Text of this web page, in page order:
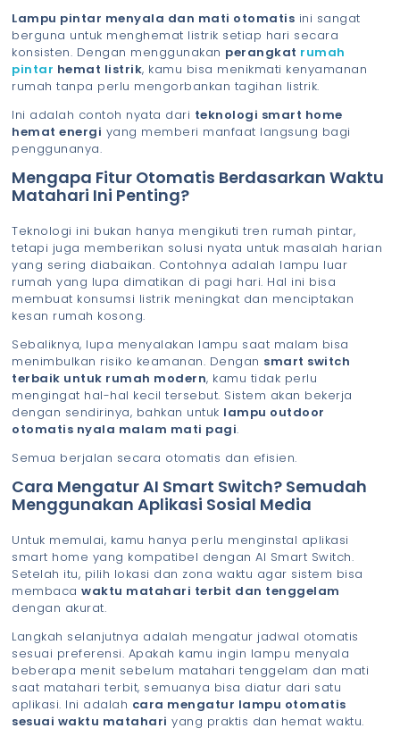
Lampu pintar menyala dan mati otomatis ini sangat
berguna untuk menghemat listrik setiap hari secara
konsisten. Dengan menggunakan perangkat rumah
pintar hemat listrik, kamu bisa menikmati kenyamanan
rumah tanpa perlu mengorbankan tagihan listrik.
Ini adalah contoh nyata dari teknologi smart home
hemat energi yang memberi manfaat langsung bagi
penggunanya.
Mengapa Fitur Otomatis Berdasarkan Waktu
Matahari Ini Penting?
Teknologi ini bukan hanya mengikuti tren rumah pintar,
tetapi juga memberikan solusi nyata untuk masalah harian
yang sering diabaikan. Contohnya adalah lampu luar
rumah yang lupa dimatikan di pagi hari. Hal ini bisa
membuat konsumsi listrik meningkat dan menciptakan
kesan rumah kosong.
Sebaliknya, lupa menyalakan lampu saat malam bisa
menimbulkan risiko keamanan. Dengan smart switch
terbaik untuk rumah modern, kamu tidak perlu
mengingat hal-hal kecil tersebut. Sistem akan bekerja
dengan sendirinya, bahkan untuk lampu outdoor
otomatis nyala malam mati pagi.
Semua berjalan secara otomatis dan efisien.
Cara Mengatur AI Smart Switch? Semudah
Menggunakan Aplikasi Sosial Media
Untuk memulai, kamu hanya perlu menginstal aplikasi
smart home yang kompatibel dengan AI Smart Switch.
Setelah itu, pilih lokasi dan zona waktu agar sistem bisa
membacawaktu matahari terbit dan tenggelam
dengan akurat.
Langkah selanjutnya adalah mengatur jadwal otomatis
sesuai preferensi. Apakah kamu ingin lampu menyala
beberapa menit sebelum matahari tenggelam dan mati
saat matahari terbit, semuanya bisa diatur dari satu
aplikasi. Ini adalah cara mengatur lampu otomatis
sesuai waktu matahari yang praktis dan hemat waktu.